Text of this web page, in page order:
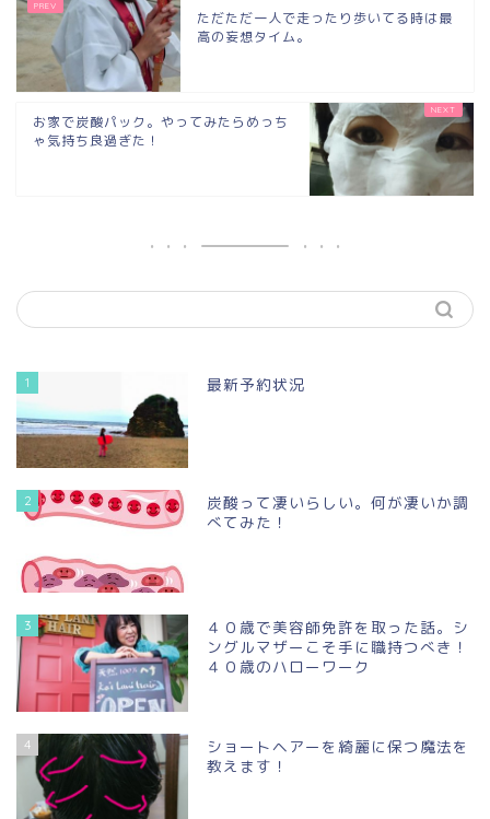
ただただ一人で走ったり歩いてる時は最
高の妄想タイム。
お家で炭酸パック。やってみたらめっち
ゃ気持ち良過ぎた！
1 最新予約状況
2
炭酸って凄いらしい。何が凄いか調
べてみた！
3
４０歳で美容師免許を取った話。シ
ングルマザーこそ手に職持つべき！
４０歳のハローワーク
4
ショートヘアーを綺麗に保つ魔法を
教えます！